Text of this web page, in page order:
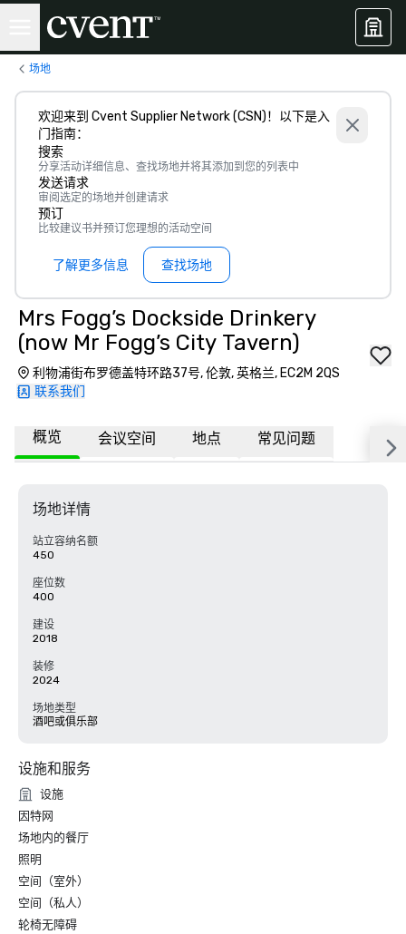
场地
欢迎来到 Cvent Supplier Network (CSN)！以下是入
门指南：
搜索
分享活动详细信息、查找场地并将其添加到您的列表中
发送请求
审阅选定的场地并创建请求
预订
比较建议书并预订您理想的活动空间
了解更多信息 查找场地
Mrs Fogg’s Dockside Drinkery
(now Mr Fogg’s City Tavern)
利物浦街布罗德盖特环路37号, 伦敦, 英格兰, EC2M 2QS
联系我们
概览 会议空间 地点 常见问题
场地详情
站立容纳名额
450
座位数
400
建设
2018
装修
2024
场地类型
酒吧或俱乐部
设施和服务
设施
因特网
场地内的餐厅
照明
空间（室外）
空间（私人）
轮椅无障碍